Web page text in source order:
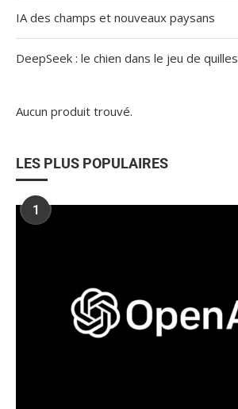
IA des champs et nouveaux paysans
DeepSeek : le chien dans le jeu de quilles
Aucun produit trouvé.
LES PLUS POPULAIRES
1